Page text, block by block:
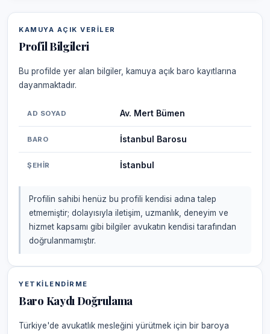
KAMUYA AÇIK VERILER
Profil Bilgileri
Bu profilde yer alan bilgiler, kamuya açık baro kayıtlarına
dayanmaktadır.
AD SOYAD Av. Mert Bümen
BARO İstanbul Barosu
ŞEHIR İstanbul
Profilin sahibi henüz bu profili kendisi adına talep
etmemiştir; dolayısıyla iletişim, uzmanlık, deneyim ve
hizmet kapsamı gibi bilgiler avukatın kendisi tarafından
doğrulanmamıştır.
YETKILENDIRME
Baro Kaydı Doğrulama
Türkiye'de avukatlık mesleğini yürütmek için bir baroya